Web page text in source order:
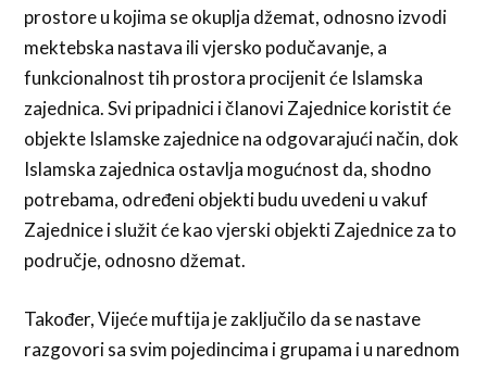
prostore u kojima se okuplja džemat, odnosno izvodi
mektebska nastava ili vjersko podučavanje, a
funkcionalnost tih prostora procijenit će Islamska
zajednica. Svi pripadnici i članovi Zajednice koristit će
objekte Islamske zajednice na odgovarajući način, dok
Islamska zajednica ostavlja mogućnost da, shodno
potrebama, određeni objekti budu uvedeni u vakuf
Zajednice i služit će kao vjerski objekti Zajednice za to
područje, odnosno džemat.
Također, Vijeće muftija je zaključilo da se nastave
razgovori sa svim pojedincima i grupama i u narednom